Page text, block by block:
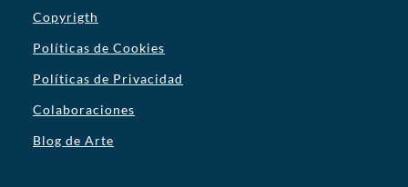
Copyrigth
Políticas de Cookies
Políticas de Privacidad
Colaboraciones
Blog de Arte